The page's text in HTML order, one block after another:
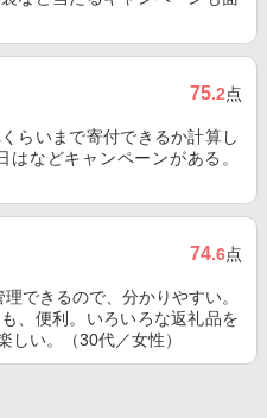
75.2点
らいまで寄付できるか計算し
などキャンペーンがある。
74.6点
できるので、分かりやすい。
、便利。いろいろな返礼品を
しい。（30代／女性）